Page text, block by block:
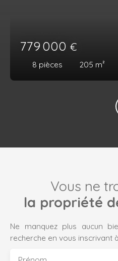
779 000 €
8 pièces 205 m²
Vous ne
la propriété
Ne manquez plus aucun
recherche en vous inscrivant